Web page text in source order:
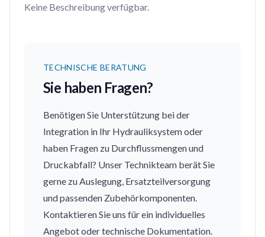
Keine Beschreibung verfügbar.
TECHNISCHE BERATUNG
Sie haben Fragen?
Benötigen Sie Unterstützung bei der
Integration in Ihr Hydrauliksystem oder
haben Fragen zu Durchflussmengen und
Druckabfall? Unser Technikteam berät Sie
gerne zu Auslegung, Ersatzteilversorgung
und passenden Zubehörkomponenten.
Kontaktieren Sie uns für ein individuelles
Angebot oder technische Dokumentation.